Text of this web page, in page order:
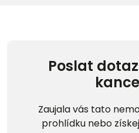
Poslat
Zaujala vás tato
prohlídku nebo